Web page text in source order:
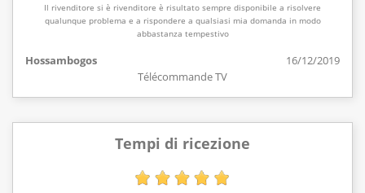
Il rivenditore si è rivenditore è risultato sempre disponibile a risolvere
qualunque problema e a rispondere a qualsiasi mia domanda in modo
abbastanza tempestivo
Hossambogos
16/12/2019
Télécommande TV
Tempi di ricezione